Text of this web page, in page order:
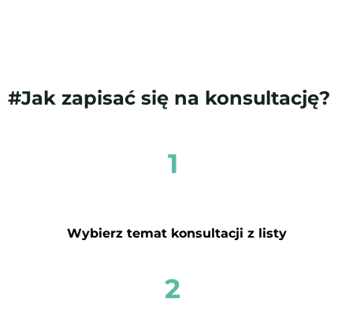
#Jak zapisać się na konsultację?
1
Wybierz temat konsultacji z listy
2